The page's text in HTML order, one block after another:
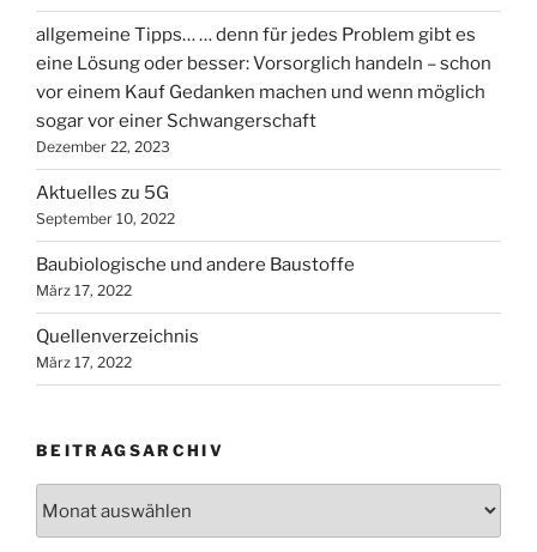
allgemeine Tipps… … denn für jedes Problem gibt es
eine Lösung oder besser: Vorsorglich handeln – schon
vor einem Kauf Gedanken machen und wenn möglich
sogar vor einer Schwangerschaft
Dezember 22, 2023
Aktuelles zu 5G
September 10, 2022
Baubiologische und andere Baustoffe
März 17, 2022
Quellenverzeichnis
März 17, 2022
BEITRAGSARCHIV